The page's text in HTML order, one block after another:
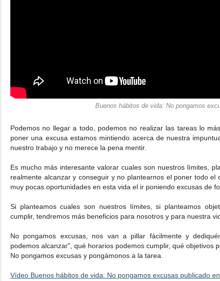
Buenos hábitos de vida: No pongamos
Podemos no llegar a todo, podemos no realizar las tareas lo
poner una excusa estamos mintiendo acerca de nuestra
nuestro trabajo y no merece la pena mentir.
Es mucho más interesante valorar cuales son nuestros límites,
realmente alcanzar y conseguir y no plantearnos el poner todo
muy pocas oportunidades en esta vida el ir poniendo excusas de
Si planteamos cuales son nuestros límites, si planteamos
cumplir, tendremos más beneficios para nosotros y para nuestra
No pongamos excusas, nos van a pillar fácilmente y
podemos alcanzar", qué horarios podemos cumplir, qué objetivos
No pongamos excusas y pongámonos a la tarea.
Vídeo Buenos hábitos de vida: No pongamos excusas publicado